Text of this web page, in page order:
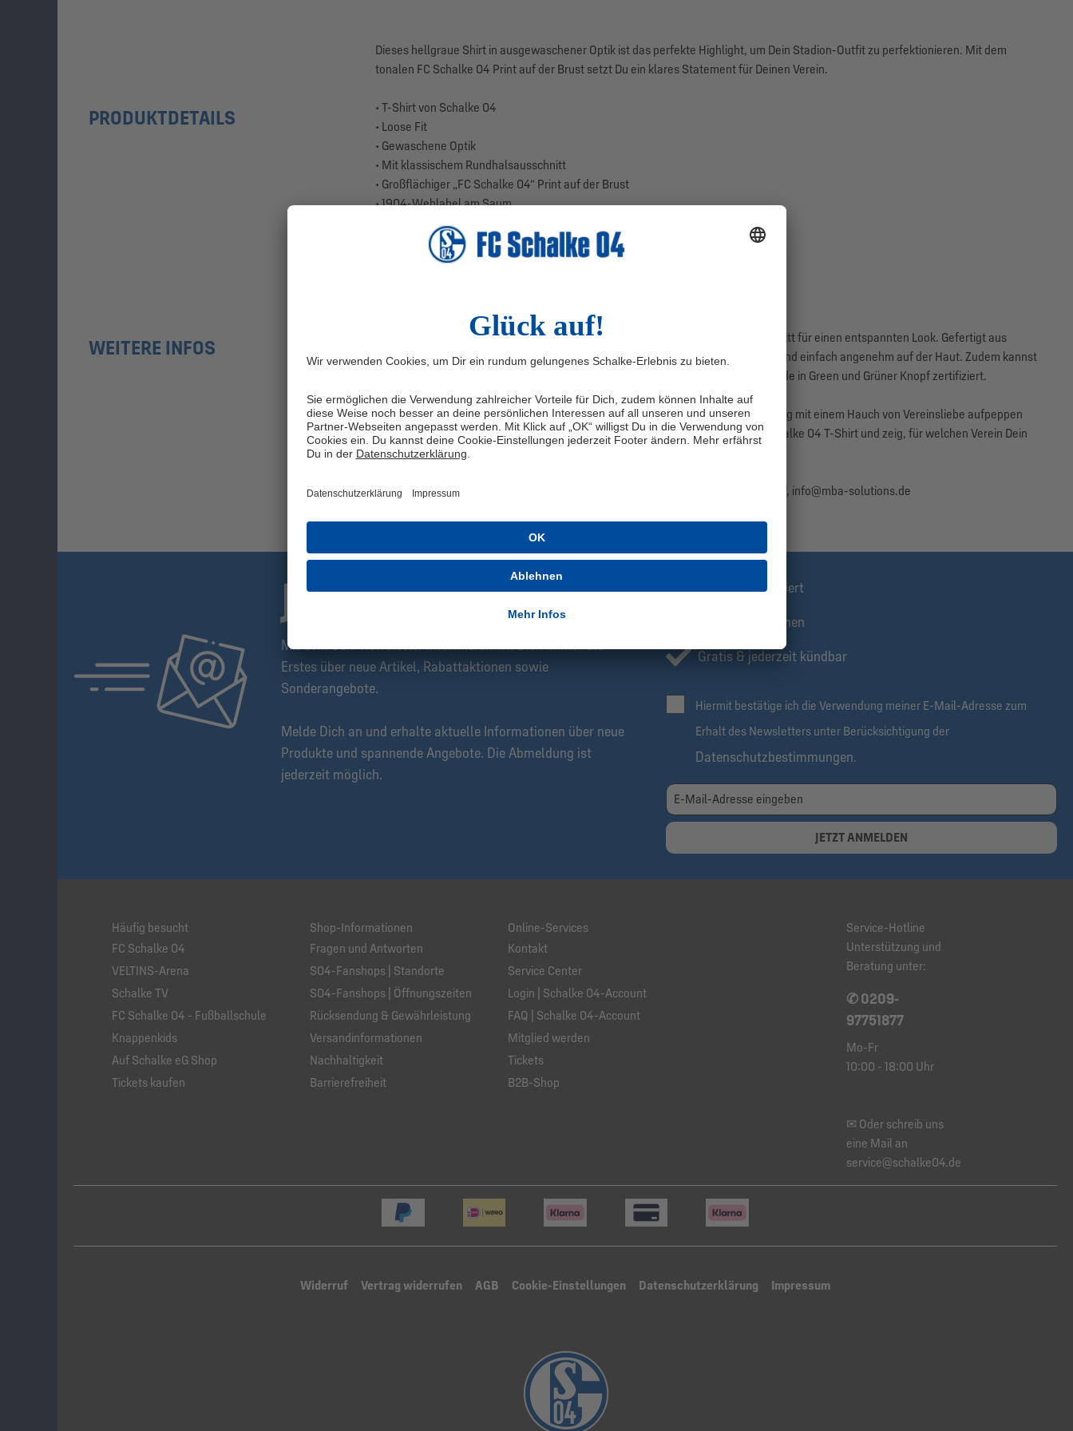
Dieses hellgraue Shirt in ausgewaschener Optik ist das perfekte Highlight, um Dein Stadion-Outfit zu perfektionieren. Mit dem
tonalen FC Schalke 04 Print auf der Brust setzt Du ein klares Statement für Deinen Verein.
PRODUKTDETAILS
• T-Shirt von Schalke 04
• Loose Fit
• Gewaschene Optik
• Mit klassischem Rundhalsausschnitt
• Großflächiger „FC Schalke 04“ Print auf der Brust
• 1904-Weblabel am Saum
• Aus hochwertiger Baumwoll-Ware gefertigt
• Farbe: Grau
• OEKO-TEX Made in Green und Grüner Knopf zertifiziert
WEITERE INFOS
Das T-Shirt kommt in einem lässig modernen Fit und sorgt dank Rundhalsausschnitt für einen entspannten Look. Gefertigt aus
hochwertiger Baumwolle, bietet es Dir ein ideales Tragegefühl – weich, bequem und einfach angenehm auf der Haut. Zudem kannst
Du es mit gutem Gewissen tragen, denn es ist nach den Standards OEKO-TEX Made in Green und Grüner Knopf zertifiziert.
Egal, ob Du beim nächsten Heimspiel im Stadion bist oder einfach nur Deinen Alltag mit einem Hauch von Vereinsliebe aufpeppen
möchtest – dieses T-Shirt ist Dein idealer Begleiter. Also, schnapp Dir Dein FC Schalke 04 T-Shirt und zeig, für welchen Verein Dein
Herz schlägt!
Herstellerangaben: MBA-SOLUTIONS GmbH, Gierlichsstraße 26, 53840 Troisdorf, info@mba-solutions.de
JETZT ANMELDEN!
Mit dem S04-Newsletter informieren wir Dich immer als
Erstes über neue Artikel, Rabattaktionen sowie
Sonderangebote.
Melde Dich an und erhalte aktuelle Informationen über neue
Produkte und spannende Angebote. Die Abmeldung ist
jederzeit möglich.
Bestens informiert
Exklusive Aktionen
Gratis & jederzeit kündbar
Hiermit bestätige ich die Verwendung meiner E-Mail-Adresse zum
Erhalt des Newsletters unter Berücksichtigung der
Datenschutzbestimmungen.
JETZT ANMELDEN
Häufig besucht
FC Schalke 04
VELTINS-Arena
Schalke TV
FC Schalke 04 - Fußballschule
Knappenkids
Auf Schalke eG Shop
Tickets kaufen
Shop-Informationen
Fragen und Antworten
S04-Fanshops | Standorte
S04-Fanshops | Öffnungszeiten
Rücksendung & Gewährleistung
Versandinformationen
Nachhaltigkeit
Barrierefreiheit
Online-Services
Kontakt
Service Center
Login | Schalke 04-Account
FAQ | Schalke 04-Account
Mitglied werden
Tickets
B2B-Shop
Service-Hotline
Unterstützung und
Beratung unter:
✆ 0209-
97751877
Mo-Fr
10:00 - 18:00 Uhr
✉ Oder schreib uns
eine Mail an
service@schalke04.de
Widerruf Vertrag widerrufen AGB Cookie-Einstellungen Datenschutzerklärung Impressum